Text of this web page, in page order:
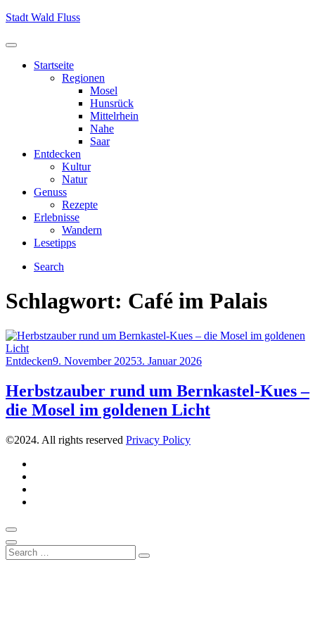
Skip
content
Stadt Wald Fluss
Menu
Startseite
Regionen
Mosel
Hunsrück
Mittelrhein
Nahe
Saar
Entdecken
Kultur
Natur
Genuss
Rezepte
Erlebnisse
Wandern
Lesetipps
Search
Schlagwort: Café im Palais
Category
EntdeckenPosted
9. November 20253. Januar 2026
Herbstzauber rund um Bernkastel-Kues –
die Mosel im goldenen Licht
©2024. All rights reserved Privacy Policy
Scroll
to
top
Close
Search
for:
Search